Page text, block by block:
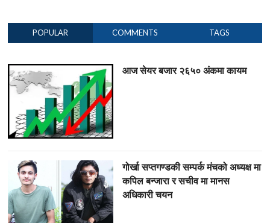
शक्तिशाली
POPULAR COMMENTS TAGS
आज सेयर बजार २६५० अंकमा कायम
गोर्खा सप्तगण्डकी सम्पर्क मंचको अध्यक्ष मा
कपिल बन्जारा र सचीव मा मानस
अधिकारी चयन